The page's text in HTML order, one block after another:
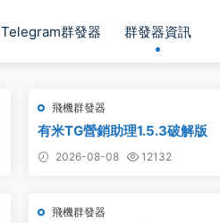
Telegram群發器 群發器資訊
飛機群發器
有米TG營銷助理1.5.3破解版
2026-08-08 12132
飛機群發器